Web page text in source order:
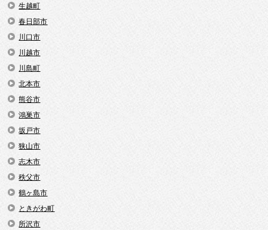
生越町
春日部市
川口市
川越市
川島町
北本市
熊谷市
鴻巣市
坂戸市
狭山市
志木市
秩父市
鶴ヶ島市
ときがわ町
所沢市